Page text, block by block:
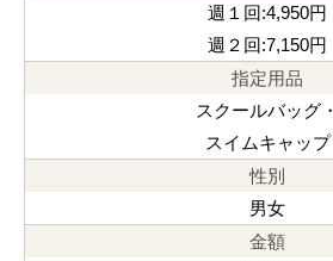
週１回:4,950円
週２回:7,150円
スクールバッグ・
スイムキャップ
男女